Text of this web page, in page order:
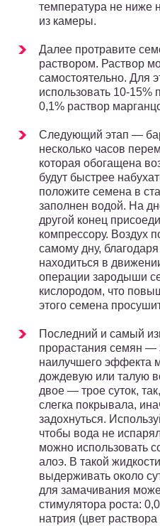
температура не ниже
из камеры.
Далее протравите
раствором. Раствор
самостоятельно. Для
использовать 10-15%
0,1% раствор
Следующий этап —
несколько часов
которая обогащена
будут быстрее
положите семена в
заполнен водой. На
другой конец
компрессору. Воздух
самому дну,
находиться в
операции зародыши
кислородом, что
этого семена
Последний и самый
прорастания семян —
наилучшего эффекта
дождевую или талую
двое — трое суток,
слегка покрывала,
задохнуться.
чтобы вода не
можно использовать
алоэ. В такой
выдерживать около
для замачивания
стимулятора роста:
натрия (цвет